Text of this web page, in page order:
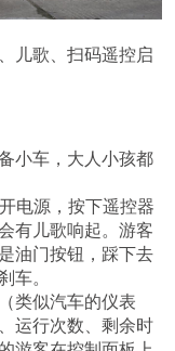
儿歌、扫码遥控启
小车，大人小孩都
电源，按下遥控器
有儿歌响起。游客
油门按钮，踩下去
车。
类似汽车的仪表
运行次数、剩余时